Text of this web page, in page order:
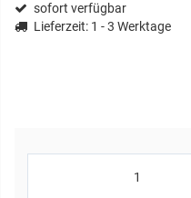
sofort verfügbar
Lieferzeit: 1 - 3 Werktage